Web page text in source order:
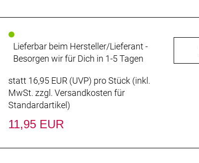
Lieferbar beim Hersteller/Lieferant -
Besorgen wir für Dich in 1-5 Tagen
statt 16,95 EUR (UVP) pro Stück (inkl.
MwSt. zzgl. Versandkosten für
Standardartikel)
11,95 EUR